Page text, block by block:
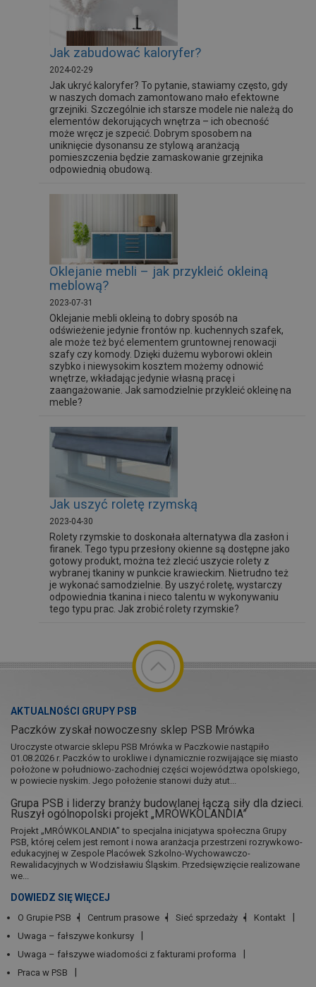
Jak zabudować kaloryfer?
2024-02-29
Jak ukryć kaloryfer? To pytanie, stawiamy często, gdy
w naszych domach zamontowano mało efektowne
grzejniki. Szczególnie ich starsze modele nie należą do
elementów dekorujących wnętrza – ich obecność
może wręcz je szpecić. Dobrym sposobem na
uniknięcie dysonansu ze stylową aranżacją
pomieszczenia będzie zamaskowanie grzejnika
odpowiednią obudową.
Oklejanie mebli – jak przykleić okleiną
meblową?
2023-07-31
Oklejanie mebli okleiną to dobry sposób na
odświeżenie jedynie frontów np. kuchennych szafek,
ale może też być elementem gruntownej renowacji
szafy czy komody. Dzięki dużemu wyborowi oklein
szybko i niewysokim kosztem możemy odnowić
wnętrze, wkładając jedynie własną pracę i
zaangażowanie. Jak samodzielnie przykleić okleinę na
meble?
Jak uszyć roletę rzymską
2023-04-30
Rolety rzymskie to doskonała alternatywa dla zasłon i
firanek. Tego typu przesłony okienne są dostępne jako
gotowy produkt, można też zlecić uszycie rolety z
wybranej tkaniny w punkcie krawieckim. Nietrudno też
je wykonać samodzielnie. By uszyć roletę, wystarczy
odpowiednia tkanina i nieco talentu w wykonywaniu
tego typu prac. Jak zrobić rolety rzymskie?
AKTUALNOŚCI GRUPY PSB
Paczków zyskał nowoczesny sklep PSB Mrówka
Uroczyste otwarcie sklepu PSB Mrówka w Paczkowie nastąpiło
01.08.2026 r. Paczków to urokliwe i dynamicznie rozwijające się miasto
położone w południowo-zachodniej części województwa opolskiego,
w powiecie nyskim. Jego położenie stanowi duży atut...
Grupa PSB i liderzy branży budowlanej łączą siły dla dzieci.
Ruszył ogólnopolski projekt „MRÓWKOLANDIA”
Projekt „MRÓWKOLANDIA” to specjalna inicjatywa społeczna Grupy
PSB, której celem jest remont i nowa aranżacja przestrzeni rozrywkowo-
edukacyjnej w Zespole Placówek Szkolno-Wychowawczo-
Rewalidacyjnych w Wodzisławiu Śląskim. Przedsięwzięcie realizowane
we...
DOWIEDZ SIĘ WIĘCEJ
O Grupie PSB Centrum prasowe Sieć sprzedaży
Kontakt
Uwaga – fałszywe konkursy
Uwaga – fałszywe wiadomości z fakturami proforma
Praca w PSB